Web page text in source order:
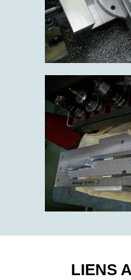
LIENS